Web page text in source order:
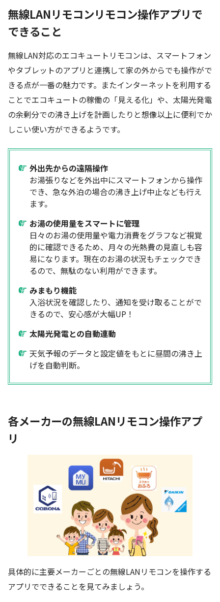
無線LANリモコンリモコン操作アプリで
できること
無線LAN対応のエコキュートリモコンは、スマートフォン
やタブレットのアプリと連携して家の外からでも操作がで
きる点が一番の魅力です。またインターネットを利用する
ことでエコキュートの稼働の「見える化」や、太陽光発電
の余剰分での沸き上げを計画したりと想像以上に便利でか
しこい使い方ができるようです。
外出先からの遠隔操作
お湯張りなどを外出中にスマートフォンから操作
でき、急な外泊の場合の沸き上げ中止なども行え
ます。
お湯の使用量をスマートに管理
日々のお湯の使用量や電力消費をグラフなど視覚
的に確認できるため、月々の光熱費の見直しも容
易になります。現在のお湯の状況もチェックでき
るので、無駄のない利用ができます。
みまもり機能
入浴状況を確認したり、通知を受け取ることがで
きるので、安心感が大幅UP！
太陽光発電との自動連動
天気予報のデータと設定値をもとに昼間の沸き上
げを自動判断。
各メーカーの無線LANリモコン操作アプ
リ
具体的に主要メーカーごとの無線LANリモコンを操作する
アプリでできることを見てみましょう。